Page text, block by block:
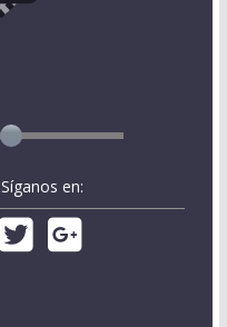
Síganos en: